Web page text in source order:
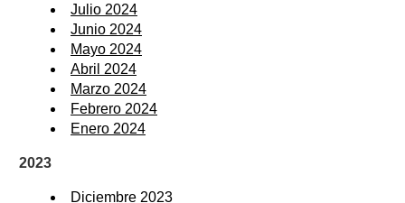
Julio 2024
Junio 2024
Mayo 2024
Abril 2024
Marzo 2024
Febrero 2024
Enero 2024
2023
Diciembre 2023